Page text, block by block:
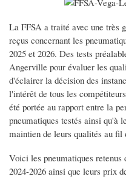
La FFSA a traité avec une très
reçus concernant les
2025 et 2026. Des tests
Angerville pour évaluer les
d'éclairer la décision des
l'intérêt de tous les
été portée au rapport entre la
pneumatiques testés ainsi qu'à
maintien de leurs qualités au fil
Voici les pneumatiques retenus
2024-2026 ainsi que leurs prix